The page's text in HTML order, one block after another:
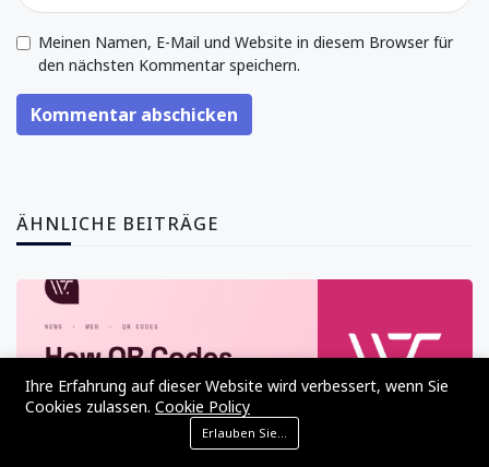
Meinen Namen, E-Mail und Website in diesem Browser für
den nächsten Kommentar speichern.
Kommentar abschicken
ÄHNLICHE BEITRÄGE
Ihre Erfahrung auf dieser Website wird verbessert, wenn Sie
Cookies zulassen. Cookie Policy
Erlauben Sie Cookies